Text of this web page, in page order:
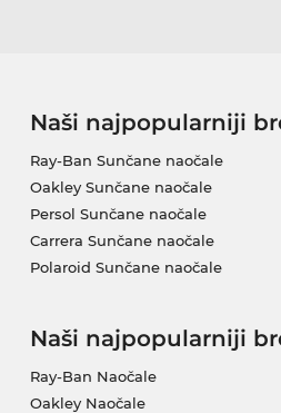
Naši najpopularniji
Ray-Ban Sunčane naočale
Oakley Sunčane naočale
Persol Sunčane naočale
Carrera Sunčane naočale
Polaroid Sunčane naočale
Naši najpopularniji
Ray-Ban Naočale
Oakley Naočale